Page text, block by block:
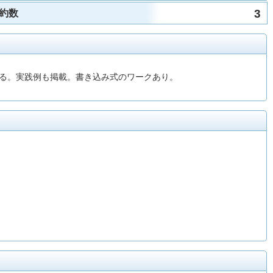
数 3
実践例も掲載。書き込み式のワークあり。